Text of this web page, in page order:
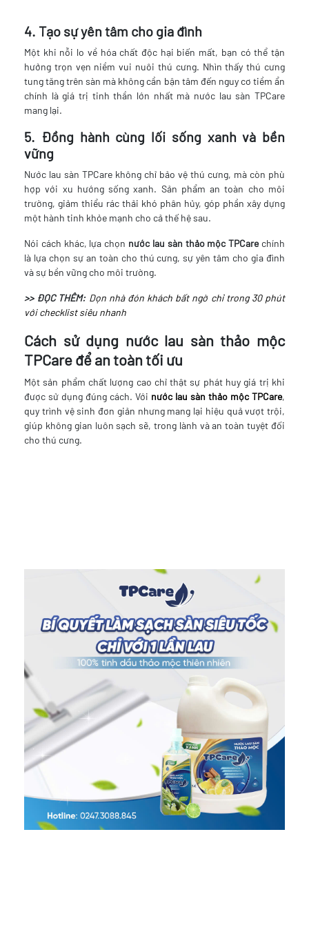
4. Tạo sự yên tâm cho gia đình
Một khi nỗi lo về hóa chất độc hại biến mất, bạn có thể tận
hưởng trọn vẹn niềm vui nuôi thú cưng. Nhìn thấy thú cưng
tung tăng trên sàn mà không cần bận tâm đến nguy cơ tiềm ẩn
chính là giá trị tinh thần lớn nhất mà nước lau sàn TPCare
mang lại.
5. Đồng hành cùng lối sống xanh và bền
vững
Nước lau sàn TPCare không chỉ bảo vệ thú cưng, mà còn phù
hợp với xu hướng sống xanh. Sản phẩm an toàn cho môi
trường, giảm thiểu rác thải khó phân hủy, góp phần xây dựng
một hành tinh khỏe mạnh cho cả thế hệ sau.
Nói cách khác, lựa chọn nước lau sàn thảo mộc TPCarechính
là lựa chọn sự an toàn cho thú cưng, sự yên tâm cho gia đình
và sự bền vững cho môi trường.
>> ĐỌC THÊM: Dọn nhà đón khách bất ngờ chỉ trong 30 phút
với checklist siêu nhanh
Cách sử dụng nước lau sàn thảo mộc
TPCare để an toàn tối ưu
Một sản phẩm chất lượng cao chỉ thật sự phát huy giá trị khi
được sử dụng đúng cách. Với nước lau sàn thảo mộc TPCare,
quy trình vệ sinh đơn giản nhưng mang lại hiệu quả vượt trội,
giúp không gian luôn sạch sẽ, trong lành và an toàn tuyệt đối
cho thú cưng.